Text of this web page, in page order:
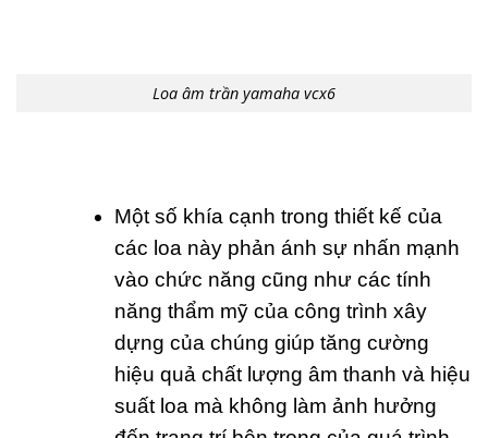
Loa âm trần yamaha vcx6
Một số khía cạnh trong thiết kế của
các loa này phản ánh sự nhấn mạnh
vào chức năng cũng như các tính
năng thẩm mỹ của công trình xây
dựng của chúng giúp tăng cường
hiệu quả chất lượng âm thanh và hiệu
suất loa mà không làm ảnh hưởng